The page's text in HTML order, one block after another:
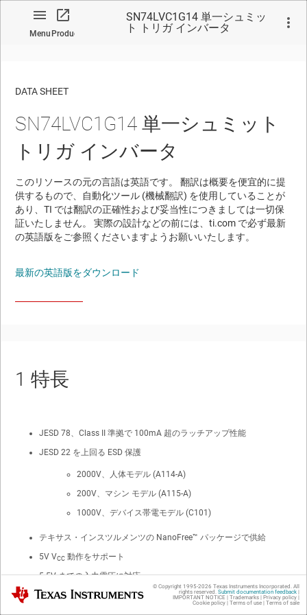
MenuProduct
SN74LVC1G14 単一シュミッ
ト トリガ インバータ
No matches found.
DATA SHEET
SN74LVC1G14 単一シュミット
トリガ インバータ
このリソースの元の言語は英語です。 翻訳は概要を便宜的に提
供するもので、自動化ツール (機械翻訳) を使用していることが
あり、TI では翻訳の正確性および妥当性につきましては一切保
証いたしません。 実際の設計などの前には、ti.com で必ず最新
の英語版をご参照くださいますようお願いいたします。
最新の英語版をダウンロード
1 特長
JESD 78、Class II 準拠で 100mA 超のラッチアップ性能
JESD 22 を上回る ESD 保護
2000V、人体モデル (A114-A)
200V、マシン モデル (A115-A)
1000V、デバイス帯電モデル (C101)
テキサス・インスツルメンツの NanoFree™ パッケージで供給
5V VCC 動作をサポート
5.5V までの入力電圧に対応
4.6ns の最大 tpd(3.3V 時)
Texas Instruments © Copyright 1995-2026 Texas Instruments Incorporated. All
rights reserved. Submit documentation feedback|
IMPORTANT NOTICE | Trademarks| Privacy policy|
Cookie policy| Terms of use| Terms of sale